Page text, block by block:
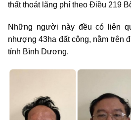
thất thoát lãng phí theo Điều 219
Những người này đều có liên
nhượng 43ha đất công, nằm trên
tỉnh Bình Dương.